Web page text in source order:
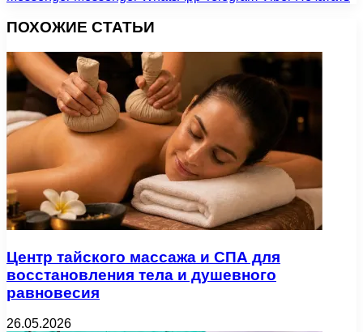
ПОХОЖИЕ СТАТЬИ
Центр тайского массажа и СПА для
восстановления тела и душевного
равновесия
26.05.2026